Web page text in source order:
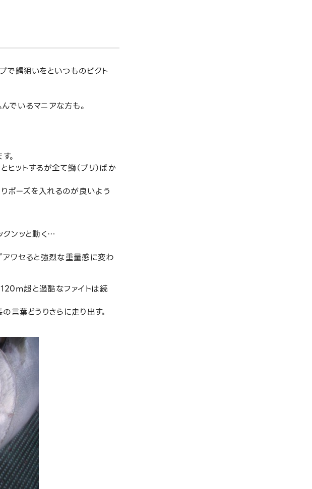
で鱈狙いをといつものビクト
でいるマニアな方も。
。
ヒットするが全て鰤（ブリ）ばか
りポーズを入れるのが良いよう
クンッと動く…
アワセると強烈な重量感に変わ
ｍ超と過酷なファイトは続
言葉どうりさらに走り出す。